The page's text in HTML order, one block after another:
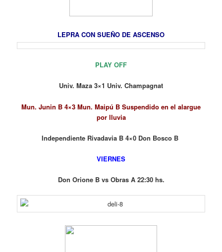
LEPRA CON SUEÑO DE ASCENSO
PLAY OFF
Univ. Maza 3×1 Univ. Champagnat
Mun. Junin B 4×3 Mun. Maipú B Suspendido en el alargue
por lluvia
Independiente Rivadavia B 4×0 Don Bosco B
VIERNES
Don Orione B vs Obras A 22:30 hs.